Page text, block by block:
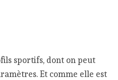
sportifs, dont on peut
Et comme elle est